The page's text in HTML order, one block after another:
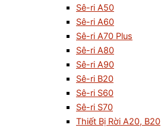
Sê-ri A50
Sê-ri A60
Sê-ri A70 Plus
Sê-ri A80
Sê-ri A90
Sê-ri B20
Sê-ri S60
Sê-ri S70
Thiết Bị Rời A20, B20